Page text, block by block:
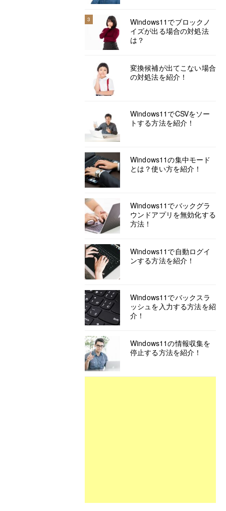
3
Windows11でブロックノ
イズが出る場合の対処法
は？
変換候補が出てこない場合
の対処法を紹介！
Windows11でCSVをソー
トする方法を紹介！
Windows11の集中モード
とは？使い方を紹介！
Windows11でバックグラ
ウンドアプリを無効化する
方法！
Windows11で自動ログイ
ンする方法を紹介！
Windows11でバックスラ
ッシュを入力する方法を紹
介！
Windows11の情報収集を
停止する方法を紹介！